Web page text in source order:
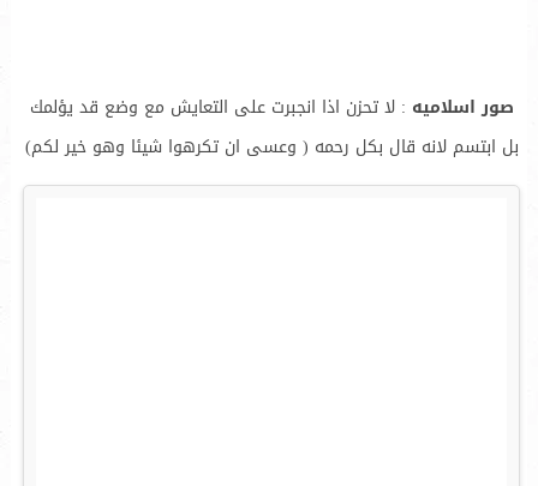
صور اسلاميه : لا تحزن اذا انجبرت على التعايش مع وضع قد يؤلمك
بل ابتسم لانه قال بكل رحمه ( وعسى ان تكرهوا شيئا وهو خير لكم)